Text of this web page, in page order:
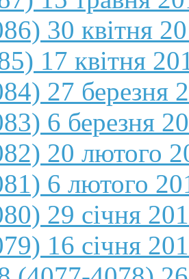
30 квітня
17 квітня
27 березня
6 березня
20 лютого
6 лютого
29 січня
16 січня